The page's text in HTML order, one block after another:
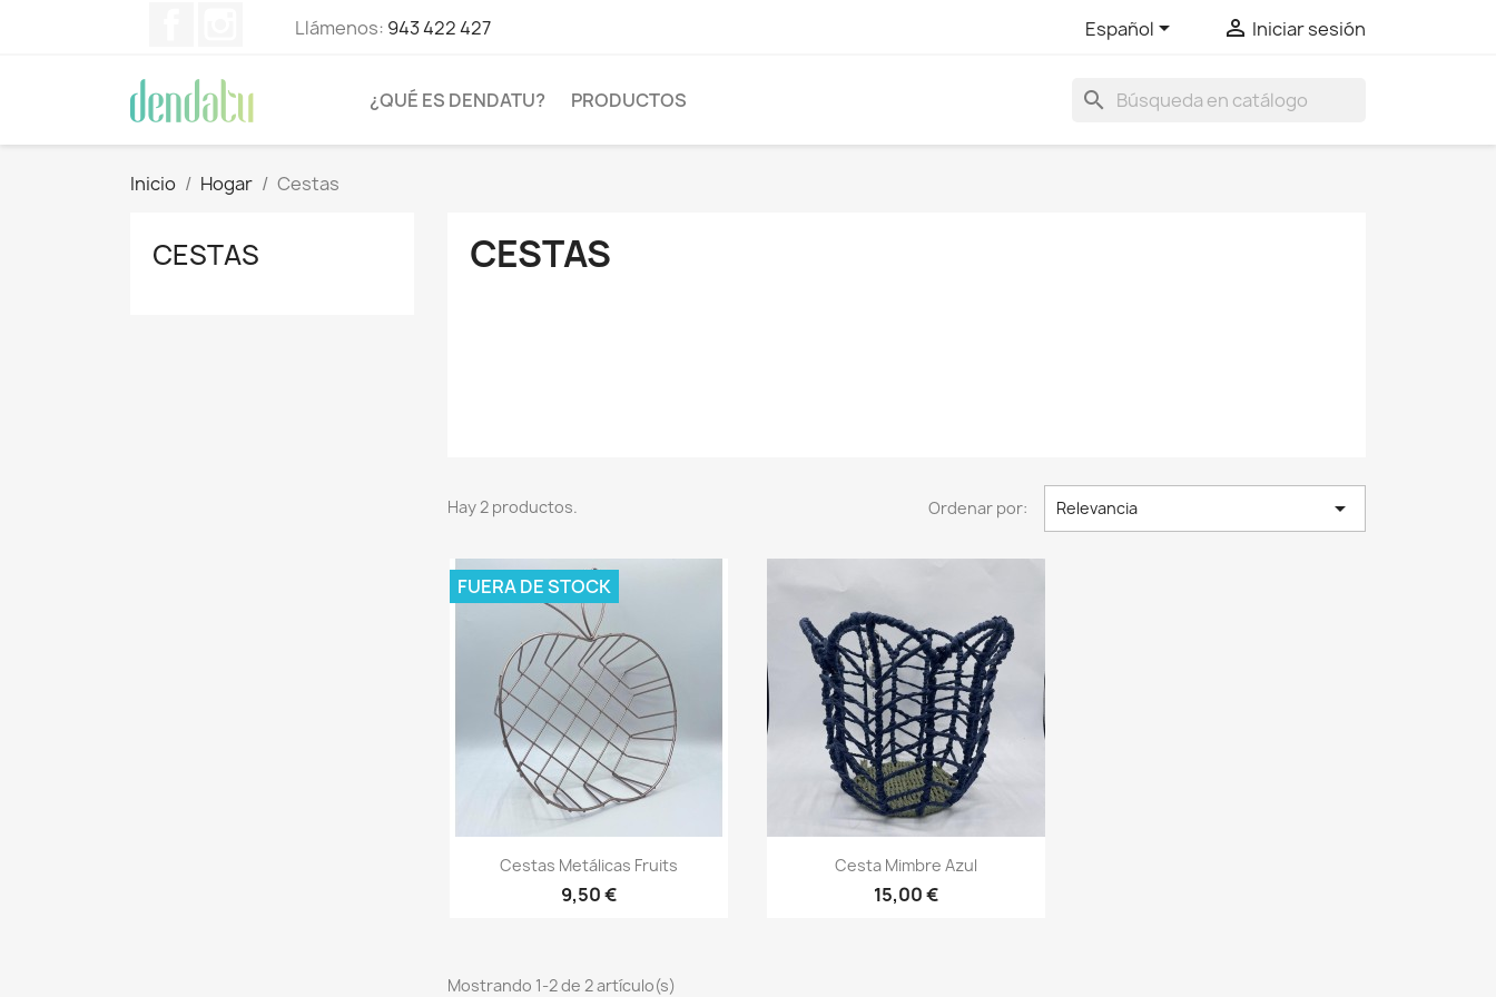
Llámenos: 943 422 427 Español  Iniciar sesión
¿QUÉ ES DENDATU? PRODUCTOS search
Inicio Hogar Cestas
CESTAS CESTAS
Hay 2 productos. Ordenar por: Relevancia 
Vista rápida
Cestas Metálicas Fruits
9,50 €
FUERA DE STOCK
Vista rápida
Cesta Mimbre Azul
15,00 €
Mostrando 1-2 de 2 artículo(s)